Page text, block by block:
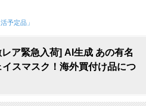
予定品」
ア緊急入荷] AI生成 あの有名
スマスク！海外買付け品につ